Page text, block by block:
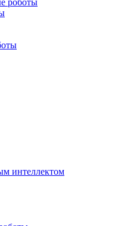
интеллектом